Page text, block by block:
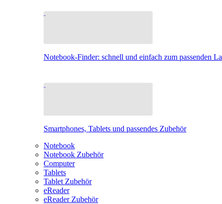
Notebook-Finder: schnell und einfach zum passenden
Smartphones, Tablets und passendes Zubehör
Notebook
Notebook Zubehör
Computer
Tablets
Tablet Zubehör
eReader
eReader Zubehör